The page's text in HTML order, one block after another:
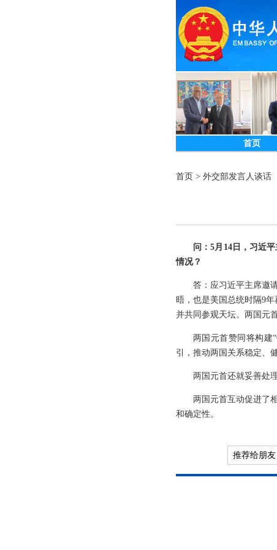
首页
首页 > 外交部发言人谈话
问：5月14日，习近
情况？
答：应习近平主席邀
晤，也是美国总统时隔9
并共同参观天坛。两国元
两国元首赞同将构建
引，推动两国关系稳定、
两国元首还就妥善处
两国元首互动促进了
和确定性。
推荐给朋友